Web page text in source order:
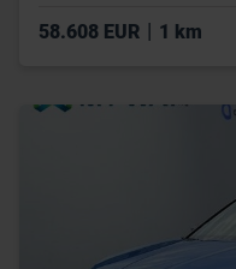
58.608 EUR | 1 km